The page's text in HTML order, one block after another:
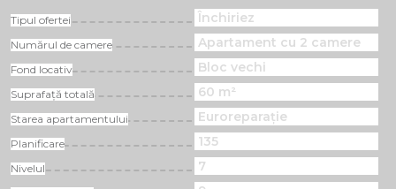
Tipul ofertei Închiriez
Numărul de camere Apartament cu 2 camere
Fond locativ Bloc vechi
Suprafață totală 60 m²
Starea apartamentului Euroreparație
Planificare 135
Nivelul 7